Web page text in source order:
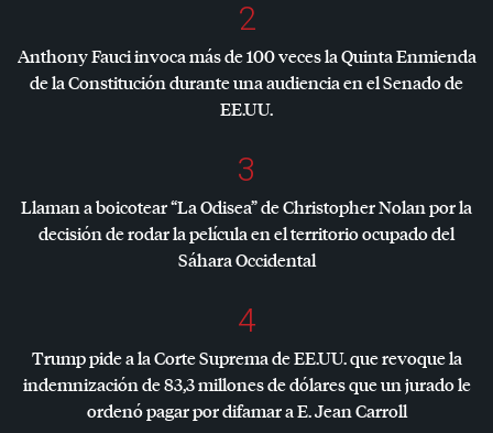
2
Anthony Fauci invoca más de 100 veces la Quinta Enmienda
de la Constitución durante una audiencia en el Senado de
EE.UU.
3
Llaman a boicotear “La Odisea” de Christopher Nolan por la
decisión de rodar la película en el territorio ocupado del
Sáhara Occidental
4
Trump pide a la Corte Suprema de EE.UU. que revoque la
indemnización de 83,3 millones de dólares que un jurado le
ordenó pagar por difamar a E. Jean Carroll